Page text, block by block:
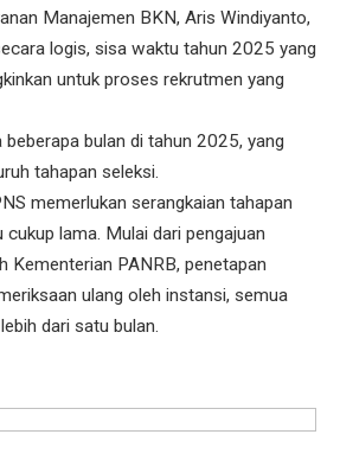
Manajemen BKN, Aris Windiyanto,
logis, sisa waktu tahun 2025 yang
untuk proses rekrutmen yang
bulan di tahun 2025, yang
tahapan seleksi.
memerlukan serangkaian tahapan
lama. Mulai dari pengajuan
Kementerian PANRB, penetapan
ulang oleh instansi, semua
dari satu bulan.